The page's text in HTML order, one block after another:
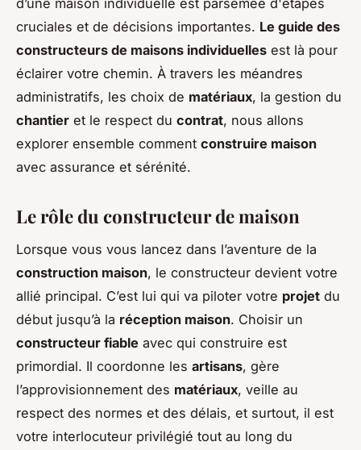
cruciales et de décisions importantes. Le guide des
constructeurs de maisons individuelles est là pour
éclairer votre chemin. À travers les méandres
administratifs, les choix de matériaux, la gestion du
chantier et le respect du contrat, nous allons
explorer ensemble comment construire maison
avec assurance et sérénité.
Le rôle du constructeur de maison
Lorsque vous vous lancez dans l’aventure de la
construction maison, le constructeur devient votre
allié principal. C’est lui qui va piloter votre projet du
début jusqu’à la réception maison. Choisir un
constructeur fiable avec qui construire est
primordial. Il coordonne les artisans, gère
l’approvisionnement des matériaux, veille au
respect des normes et des délais, et surtout, il est
votre interlocuteur privilégié tout au long du